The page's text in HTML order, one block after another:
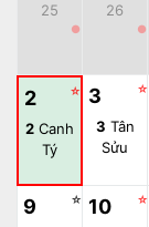
25
●
26
●
2 ☆
2Canh
Tý
3 ☆
3 Tân
Sửu
9 ☆ 10 ☆